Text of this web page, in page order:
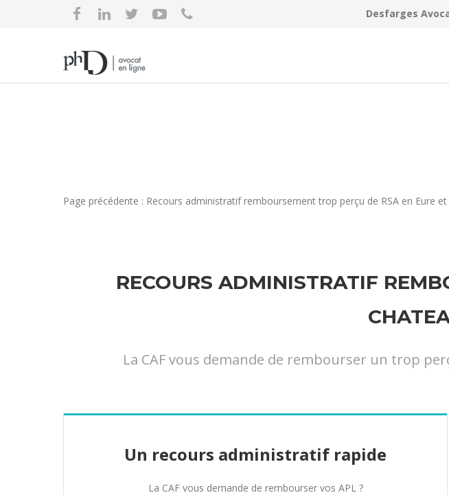
Desfarges
Page précédente : Recours administratif remboursement trop perçu de RSA en Eure
RECOURS ADMINISTRATIF
La CAF vous demande de rembourser un trop
Un recours administratif rapide
La CAF vous demande de rembourser vos APL ?